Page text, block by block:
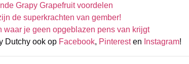
Grapy Grapefruit voordelen
de superkrachten van gember!
waar je geen opgeblazen pens van krijgt
Dutchy ook op Facebook, Pinteresten Instagram!